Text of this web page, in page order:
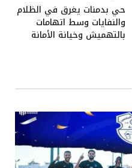
حي بدمنات يغرق في الظلام
والنفايات وسط اتهامات
بالتهميش وخيانة الأمانة